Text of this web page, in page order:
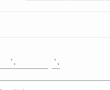
CỦA BẠN